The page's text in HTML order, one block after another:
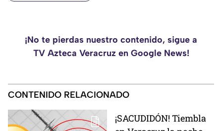
¡No te pierdas nuestro contenido, sigue a
TV Azteca Veracruz en Google News!
CONTENIDO RELACIONADO
¡SACUDIDÓN! Tiembla